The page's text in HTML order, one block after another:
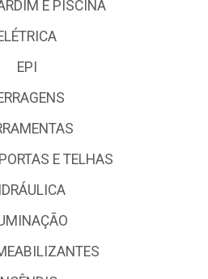
E PISCINA
EPI
E TELHAS